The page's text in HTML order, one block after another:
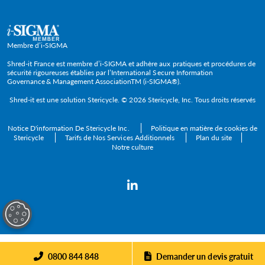
0800 844 848 Demander un devis gratuit
Cadres dirigeants
TPE
PME et ETI
Secteurs
Membre d’i-SIGMA
Shred-it France est membre d’i-SIGMA et adhère aux pratiques et procédures de
sécurité rigoureuses établies par l’International Secure Information
Governance & Management AssociationTM (i-SIGMA®).
Shred-it est une solutionStericycle. © 2026 Stericycle, Inc. Tous droits réservés
Notice D'information De Stericycle Inc.
Politique en matière de cookies de
Stericycle
Tarifs de Nos Services Additionnels
Plan du site
Notre culture